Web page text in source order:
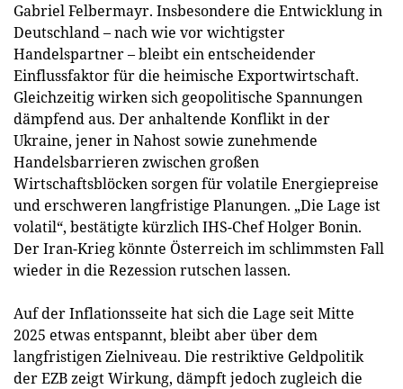
Gabriel Felbermayr. Insbesondere die Entwicklung in
Deutschland – nach wie vor wichtigster
Handelspartner – bleibt ein entscheidender
Einflussfaktor für die heimische Exportwirtschaft.
Gleichzeitig wirken sich geopolitische Spannungen
dämpfend aus. Der anhaltende Konflikt in der
Ukraine, jener in Nahost sowie zunehmende
Handelsbarrieren zwischen großen
Wirtschaftsblöcken sorgen für volatile Energiepreise
und erschweren langfristige Planungen. „Die Lage ist
volatil“, bestätigte kürzlich IHS-Chef Holger Bonin.
Der Iran-Krieg könnte Österreich im schlimmsten Fall
wieder in die Rezession rutschen lassen.
Auf der Inflationsseite hat sich die Lage seit Mitte
2025 etwas entspannt, bleibt aber über dem
langfristigen Zielniveau. Die restriktive Geldpolitik
der EZB zeigt Wirkung, dämpft jedoch zugleich die